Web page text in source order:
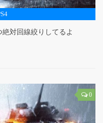
絶対回線絞りしてるよ
0